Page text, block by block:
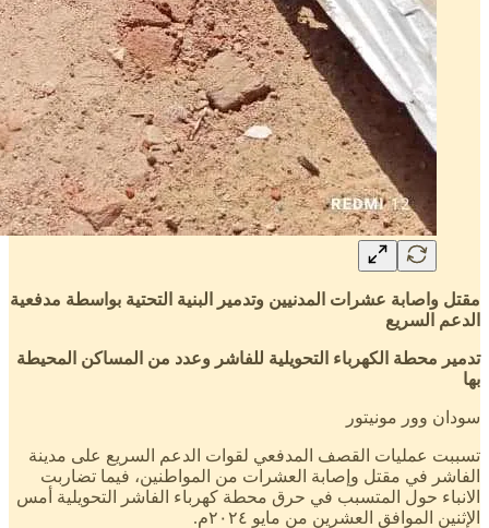
مقتل واصابة عشرات المدنيين وتدمير البنية التحتية بواسطة مدفعية
الدعم السريع
تدمير محطة الكهرباء التحويلية للفاشر وعدد من المساكن المحيطة
بها
سودان وور مونيتور
تسببت عمليات القصف المدفعي لقوات الدعم السريع على مدينة
الفاشر في مقتل وإصابة العشرات من المواطنين، فيما تضاربت
الانباء حول المتسبب في حرق محطة كهرباء الفاشر التحويلية أمس
الإثنين الموافق العشرين من مايو ٢٠٢٤م.